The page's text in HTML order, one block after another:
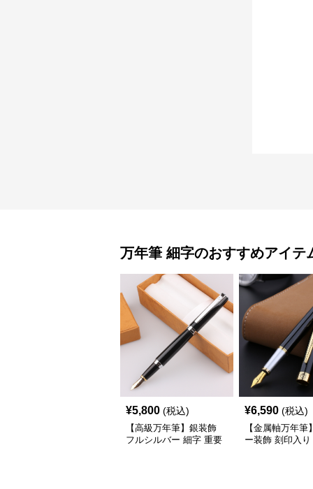
万年筆 細字のおすすめアイテ
¥5,800 (税込)
【高級万年筆】銀装飾
フルシルバー 細字 重要
¥6,590 (税込)
【金属軸万年筆
ー装飾 刻印入